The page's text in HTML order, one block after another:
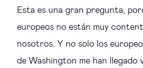
Esta es una gran pregunta,
europeos no están muy
nosotros. Y no solo los
de Washington me han llegado